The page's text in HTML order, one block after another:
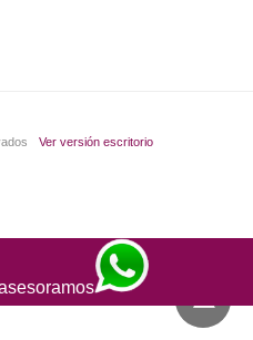
Ver versión escritorio